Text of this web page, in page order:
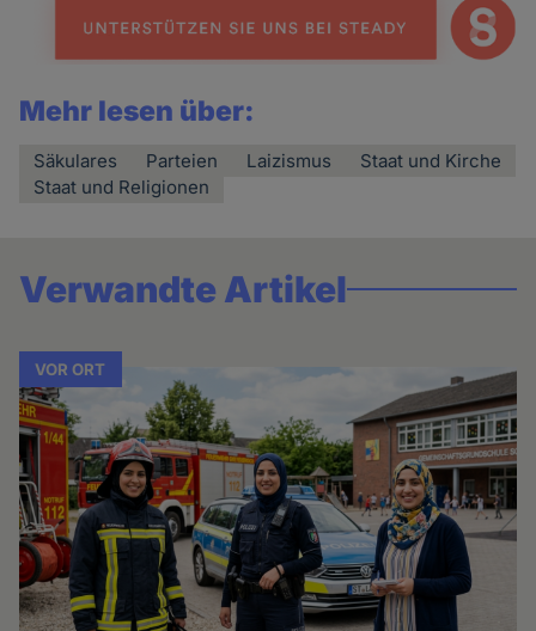
Mehr lesen über:
Säkulares Parteien Laizismus
Staat und Kirche
Staat und Religionen
Verwandte Artikel
VOR ORT